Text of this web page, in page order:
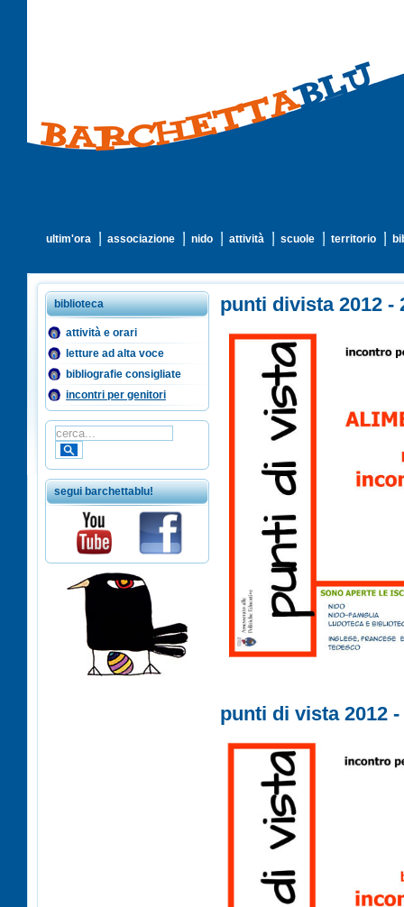
ultim'ora associazione nido attività scuole territorio
biblioteca
attività e orari
letture ad alta voce
bibliografie consigliate
incontri per genitori
segui barchettablu!
punti divista 2012 -
punti di vista 2012